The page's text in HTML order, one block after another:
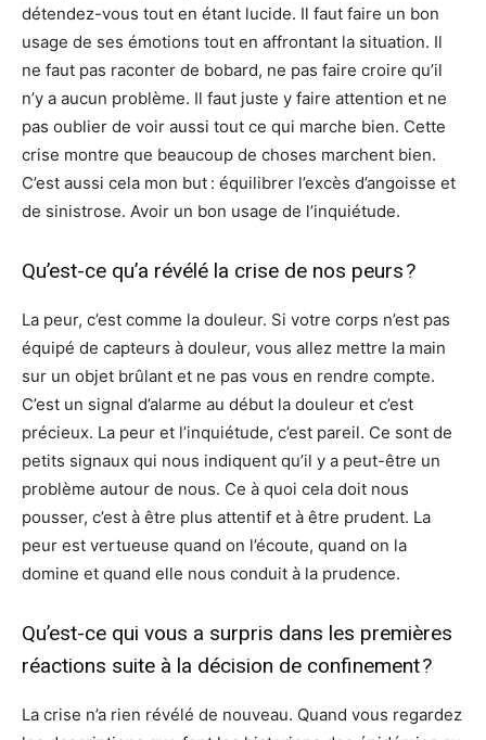
détendez-vous tout en étant lucide. Il faut faire un bon
usage de ses émotions tout en affrontant la situation. Il
ne faut pas raconter de bobard, ne pas faire croire qu’il
n’y a aucun problème. Il faut juste y faire attention et ne
pas oublier de voir aussi tout ce qui marche bien. Cette
crise montre que beaucoup de choses marchent bien.
C’est aussi cela mon but : équilibrer l’excès d’angoisse et
de sinistrose. Avoir un bon usage de l’inquiétude.
Qu’est-ce qu’a révélé la crise de nos peurs ?
La peur, c’est comme la douleur. Si votre corps n’est pas
équipé de capteurs à douleur, vous allez mettre la main
sur un objet brûlant et ne pas vous en rendre compte.
C’est un signal d’alarme au début la douleur et c’est
précieux. La peur et l’inquiétude, c’est pareil. Ce sont de
petits signaux qui nous indiquent qu’il y a peut-être un
problème autour de nous. Ce à quoi cela doit nous
pousser, c’est à être plus attentif et à être prudent. La
peur est vertueuse quand on l’écoute, quand on la
domine et quand elle nous conduit à la prudence.
Qu’est-ce qui vous a surpris dans les premières
réactions suite à la décision de confinement ?
La crise n’a rien révélé de nouveau. Quand vous regardez